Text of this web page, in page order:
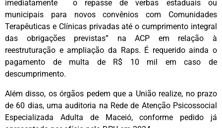
imediatamente o repasse de verbas estaduais ou
municipais para novos convênios com Comunidades
Terapêuticas e Clínicas privadas até o cumprimento integral
das obrigações previstas” na ACP em relação à
reestruturação e ampliação da Raps. É requerido ainda o
pagamento de multa de R$ 10 mil em caso de
descumprimento.
Além disso, os órgãos pedem que a União realize, no prazo
de 60 dias, uma auditoria na Rede de Atenção Psicossocial
Especializada Adulta de Maceió, conforme pedido já